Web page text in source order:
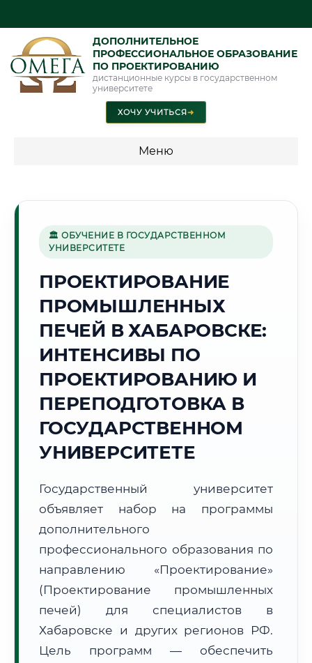
ДОПОЛНИТЕЛЬНОЕ
ПРОФЕССИОНАЛЬНОЕ ОБРАЗОВАНИЕ
ПО ПРОЕКТИРОВАНИЮ
дистанционные курсы в государственном
университете
ХОЧУ УЧИТЬСЯ➜
Меню
🦅
Г. ХАБАРОВСК
02:37:33
2026 г.
Погода в г. Хабаровск:☀️ +16°C,Ясно
🌅 Восход: 05:44 🌇 Закат:20:25
Субъект:
Хабаровский край
Часовой пояс:
Формат учебы:
Дистанционно
🗺️ Зона обслуживания: г. Хабаровск
🏛 ОБУЧЕНИЕ В ГОСУДАРСТВЕННОМ
УНИВЕРСИТЕТЕ
ПРОЕКТИРОВАНИЕ
ПРОМЫШЛЕННЫХ
ПЕЧЕЙ В ХАБАРОВСКЕ:
ИНТЕНСИВЫ ПО
ПРОЕКТИРОВАНИЮ И
ПЕРЕПОДГОТОВКА В
ГОСУДАРСТВЕННОМ
УНИВЕРСИТЕТЕ
Государственный университет
объявляет набор на программы
дополнительного
профессионального образования по
направлению «Проектирование»
(Проектирование промышленных
печей) для специалистов в
Хабаровске и других регионов РФ.
Цель программ — обеспечить